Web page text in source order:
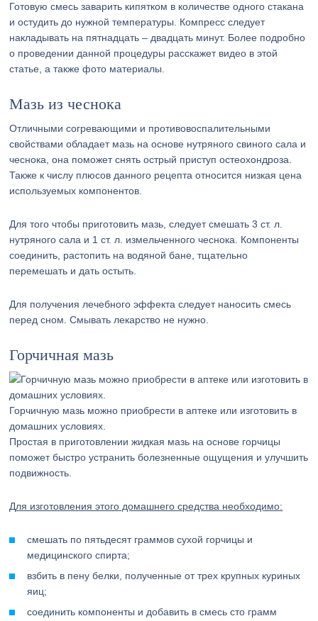
Готовую смесь заварить кипятком в количестве одного стакана
и остудить до нужной температуры. Компресс следует
накладывать на пятнадцать – двадцать минут. Более подробно
о проведении данной процедуры расскажет видео в этой
статье, а также фото материалы.
Мазь из чеснока
Отличными согревающими и противовоспалительными
свойствами обладает мазь на основе нутряного свиного сала и
чеснока, она поможет снять острый приступ остеохондроза.
Также к числу плюсов данного рецепта относится низкая цена
используемых компонентов.
Для того чтобы приготовить мазь, следует смешать 3 ст. л.
нутряного сала и 1 ст. л. измельченного чеснока. Компоненты
соединить, растопить на водяной бане, тщательно
перемешать и дать остыть.
Для получения лечебного эффекта следует наносить смесь
перед сном. Смывать лекарство не нужно.
Горчичная мазь
Горчичную мазь можно приобрести в аптеке или изготовить в
домашних условиях.
Простая в приготовлении жидкая мазь на основе горчицы
поможет быстро устранить болезненные ощущения и улучшить
подвижность.
Для изготовления этого домашнего средства необходимо:
смешать по пятьдесят граммов сухой горчицы и
медицинского спирта;
взбить в пену белки, полученные от трех крупных куриных
яиц;
соединить компоненты и добавить в смесь сто грамм